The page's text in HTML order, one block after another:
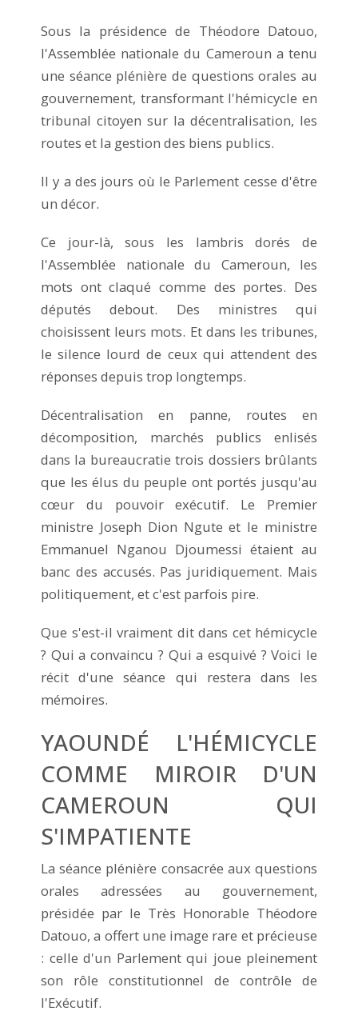
Sous la présidence de Théodore Datouo,
l'Assemblée nationale du Cameroun a tenu
une séance plénière de questions orales au
gouvernement, transformant l'hémicycle en
tribunal citoyen sur la décentralisation, les
routes et la gestion des biens publics.
Il y a des jours où le Parlement cesse d'être
un décor.
Ce jour-là, sous les lambris dorés de
l'Assemblée nationale du Cameroun, les
mots ont claqué comme des portes. Des
députés debout. Des ministres qui
choisissent leurs mots. Et dans les tribunes,
le silence lourd de ceux qui attendent des
réponses depuis trop longtemps.
Décentralisation en panne, routes en
décomposition, marchés publics enlisés
dans la bureaucratie trois dossiers brûlants
que les élus du peuple ont portés jusqu'au
cœur du pouvoir exécutif. Le Premier
ministre Joseph Dion Ngute et le ministre
Emmanuel Nganou Djoumessi étaient au
banc des accusés. Pas juridiquement. Mais
politiquement, et c'est parfois pire.
Que s'est-il vraiment dit dans cet hémicycle
? Qui a convaincu ? Qui a esquivé ? Voici le
récit d'une séance qui restera dans les
mémoires.
YAOUNDÉ L'HÉMICYCLE
COMME MIROIR D'UN
CAMEROUN QUI
S'IMPATIENTE
La séance plénière consacrée aux questions
orales adressées au gouvernement,
présidée par le Très Honorable Théodore
Datouo, a offert une image rare et précieuse
: celle d'un Parlement qui joue pleinement
son rôle constitutionnel de contrôle de
l'Exécutif.